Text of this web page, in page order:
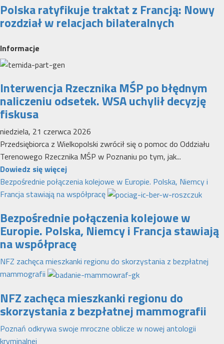
Polska ratyfikuje traktat z Francją: Nowy
rozdział w relacjach bilateralnych
Informacje
Interwencja Rzecznika MŚP po błędnym
naliczeniu odsetek. WSA uchylił decyzję
fiskusa
niedziela, 21 czerwca 2026
Przedsiębiorca z Wielkopolski zwrócił się o pomoc do Oddziału
Terenowego Rzecznika MŚP w Poznaniu po tym, jak...
Dowiedz się więcejDowiedz
się
więcej
Interwencja
Rzecznika
MŚP
błędnym
naliczeniu
odsetek.
WSA
uchylił
decyzję
Bezpośrednie połączenia kolejowe w Europie. Polska, Niemcy i
Francja stawiają na współpracę
Bezpośrednie połączenia kolejowe w
Europie. Polska, Niemcy i Francja stawiają
na współpracę
NFZ zachęca mieszkanki regionu do skorzystania z bezpłatnej
mammografii
NFZ zachęca mieszkanki regionu do
skorzystania z bezpłatnej mammografii
Poznań odkrywa swoje mroczne oblicze w nowej antologii
kryminalnej